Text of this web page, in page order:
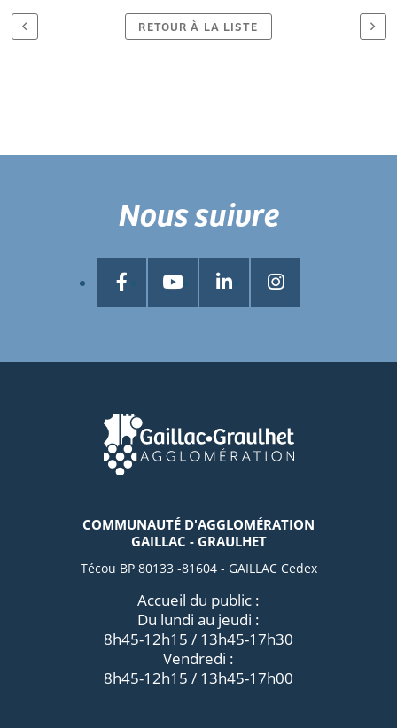
RETOUR À LA LISTE
COMMUNAUTÉ D'AGGLOMÉRATION
GAILLAC - GRAULHET
Técou BP 80133 -81604 - GAILLAC Cedex
Accueil du public :
Du lundi au jeudi :
8h45-12h15 / 13h45-17h30
Vendredi :
8h45-12h15 / 13h45-17h00
Nous suivre